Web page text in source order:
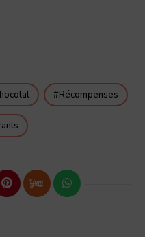
Récompenses